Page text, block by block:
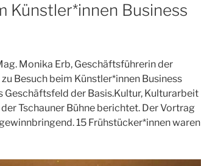
Künstler*innen Business
Monika Erb, Geschäftsführerin der
Besuch beim Künstler*innen Business
Geschäftsfeld der Basis.Kultur, Kulturarbeit
Tschauner Bühne berichtet. Der Vortrag
15 Frühstücker*innen waren